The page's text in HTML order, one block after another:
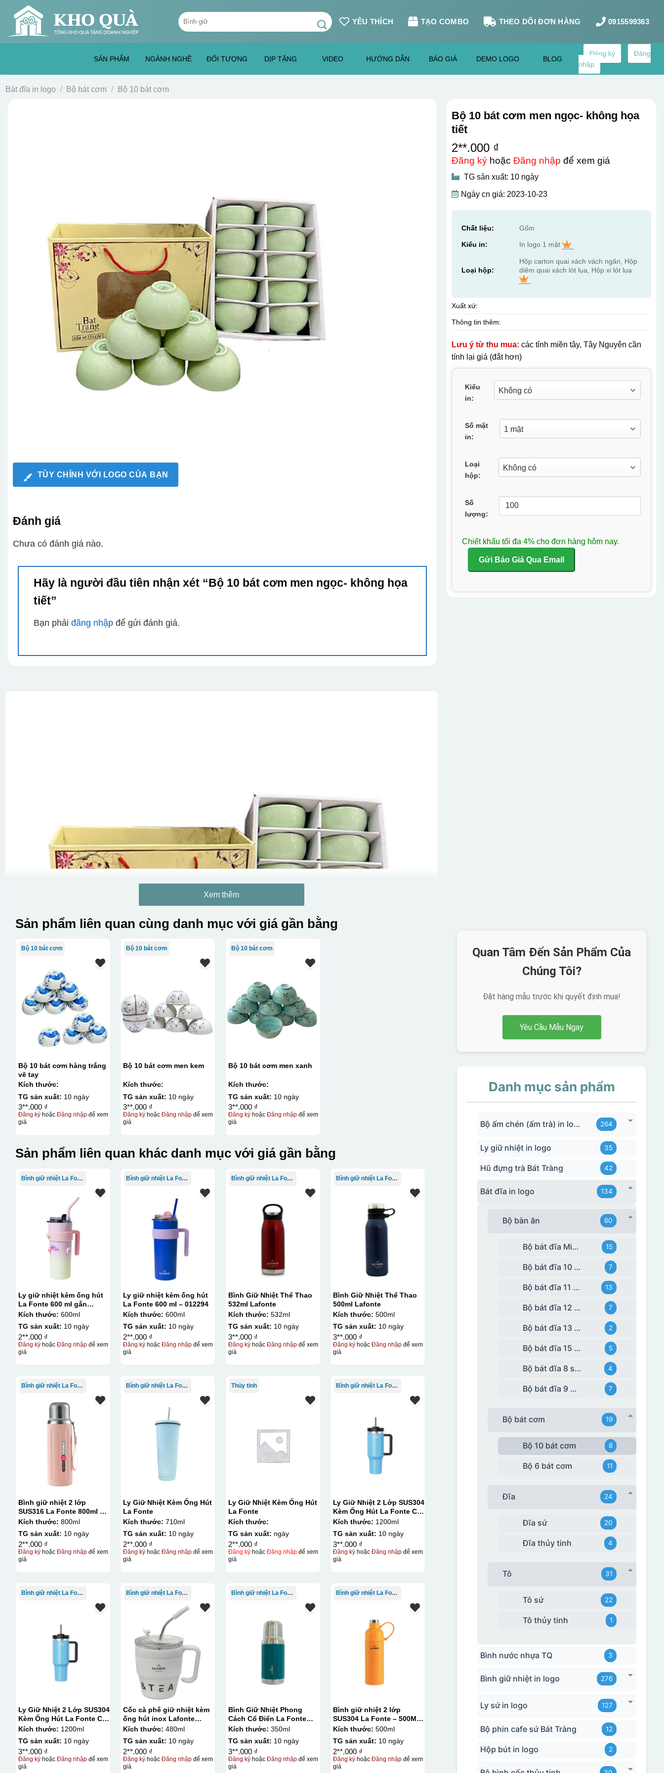
content
Tìm
kiếm:
YÊU THÍCH TẠO COMBO THEO DÕI ĐƠN HÀNG 0915599363
SẢN PHẨM NGÀNH NGHỀ ĐỐI TƯỢNG DỊP TẶNG VIDEO HƯỚNG DẪN BÁO GIÁ DEMO LOGO BLOG
Đăng ký
Đăng
nhập
Bát đĩa in logo / Bộ bát cơm / Bộ 10 bát cơm
TÙY CHỈNH VỚI LOGO CỦA BẠN
Đánh giá
Chưa có đánh giá nào.
Hãy là người đầu tiên nhận xét “Bộ 10 bát cơm men ngọc- không họa
tiết”
Bạn phải đăng nhậpđể gửi đánh giá.
Bộ 10 bát cơm men ngọc- không họa
tiết
2**.000 ₫
Đăng kýhoặc Đăng nhập để xem giá
TG sản xuất: 10 ngày
Ngày cn giá: 2023-10-23
Chất liệu: Gốm
Kiểu in: In logo 1 mặt
Loại hộp:
Hộp carton quai xách vách ngăn, Hộp
diêm quai xách lót lụa, Hộp xi lót lụa
Xuất xứ:
Thông tin thêm:
Lưu ý từ thu mua: các tỉnh miền tây, Tây Nguyên cần
tính lại giá (đắt hơn)
Kiểu
in:
Số mặt
in:
Loại
hộp:
Số
lượng:
Chiết khấu tối đa 4% cho đơn hàng hôm nay.
Gửi Báo Giá Qua Email
In logo 1 mặt
Hộp carton quai xách vách ngăn
đựng bát cơm / bộ trà / bộ bàn ăn
Hộp diêm quai xách lót lụa
Xem thêm
Sản phẩm liên quan cùng danh mục với giá gần bằng
Bộ 10 bát cơm
Bộ 10 bát cơm hàng trắng
vẽ tay
Kích thước:
TG sản xuất: 10 ngày
3**.000 ₫
Đăng kýhoặc Đăng nhậpđể xem
giá
Bộ 10 bát cơm
Bộ 10 bát cơm men kem
Kích thước:
TG sản xuất: 10 ngày
3**.000 ₫
Đăng ký hoặcĐăng nhập để xem
giá
Bộ 10 bát cơm
Bộ 10 bát cơm men xanh
Kích thước:
TG sản xuất: 10 ngày
3**.000 ₫
Đăng kýhoặc Đăng nhậpđể xem
giá
Sản phẩm liên quan khác danh mục với giá gần bằng
Bình giữ nhiệt La Fonte
Ly giữ nhiệt kèm ống hút
La Fonte 600 ml gắn
sticker – 012294
Kích thước: 600ml
TG sản xuất: 10 ngày
2**.000 ₫
Đăng kýhoặc Đăng nhậpđể xem
giá
Bình giữ nhiệt La Fonte
Ly giữ nhiệt kèm ống hút
La Fonte 600 ml – 012294
Kích thước: 600ml
TG sản xuất: 10 ngày
2**.000 ₫
Đăng ký hoặcĐăng nhập để xem
giá
Bình giữ nhiệt La Fonte
Bình Giữ Nhiệt Thể Thao
532ml Lafonte
Kích thước: 532ml
TG sản xuất: 10 ngày
3**.000 ₫
Đăng kýhoặc Đăng nhậpđể xem
giá
Bình giữ nhiệt La Fonte
Bình Giữ Nhiệt Thể Thao
500ml Lafonte
Kích thước: 500ml
TG sản xuất: 10 ngày
3**.000 ₫
Đăng ký hoặcĐăng nhập để xem
giá
Bình giữ nhiệt La Fonte
Bình giữ nhiệt 2 lớp
SUS316 La Fonte 800ml –
012720
Kích thước: 800ml
TG sản xuất: 10 ngày
2**.000 ₫
Đăng kýhoặc Đăng nhậpđể xem
giá
Bình giữ nhiệt La Fonte
Ly Giữ Nhiệt Kèm Ống Hút
La Fonte
Kích thước: 710ml
TG sản xuất: 10 ngày
2**.000 ₫
Đăng ký hoặcĐăng nhập để xem
giá
Thủy tinh
Ly Giữ Nhiệt Kèm Ống Hút
La Fonte
Kích thước:
TG sản xuất: ngày
2**.000 ₫
Đăng kýhoặc Đăng nhậpđể xem
giá
Bình giữ nhiệt La Fonte
Ly Giữ Nhiệt 2 Lớp SUS304
Kèm Ống Hút La Fonte Có
Tay Cầm 1200ml
Kích thước: 1200ml
TG sản xuất: 10 ngày
3**.000 ₫
Đăng ký hoặcĐăng nhập để xem
giá
Bình giữ nhiệt La Fonte
Ly Giữ Nhiệt 2 Lớp SUS304
Kèm Ống Hút La Fonte Có
Tay Cầm 1200ml
Kích thước: 1200ml
TG sản xuất: 10 ngày
3**.000 ₫
Đăng kýhoặc Đăng nhậpđể xem
giá
Bình giữ nhiệt La Fonte
Cốc cà phê giữ nhiệt kèm
ống hút inox Lafonte
480ML – 012782
Kích thước: 480ml
TG sản xuất: 10 ngày
2**.000 ₫
Đăng ký hoặcĐăng nhập để xem
giá
Bình giữ nhiệt La Fonte
Bình Giữ Nhiệt Phong
Cách Cổ Điển La Fonte
350ml
Kích thước: 350ml
TG sản xuất: 10 ngày
3**.000 ₫
Đăng kýhoặc Đăng nhậpđể xem
giá
Bình giữ nhiệt La Fonte
Bình giữ nhiệt 2 lớp
SUS304 La Fonte – 500ML
– 012737
Kích thước: 500ml
TG sản xuất: 10 ngày
2**.000 ₫
Đăng ký hoặcĐăng nhập để xem
giá
Quan Tâm Đến Sản Phẩm Của
Chúng Tôi?
Đặt hàng mẫu trước khi quyết định mua!
Yêu Cầu Mẫu Ngay
Danh mục sản phẩm
Bộ ấm chén (ấm trà) in logo 264
Ly giữ nhiệt in logo 35
Hũ đựng trà Bát Tràng 42
Bát đĩa in logo 134
Bộ bàn ăn 60
Bộ bát đĩa Minh Long 15
Bộ bát đĩa 10 món 7
Bộ bát đĩa 11 món 13
Bộ bát đĩa 12 món 7
Bộ bát đĩa 13 món 2
Bộ bát đĩa 15 món 5
Bộ bát đĩa 8 sản phẩm 4
Bộ bát đĩa 9 món 7
Bộ bát cơm 19
Bộ 10 bát cơm 8
Bộ 6 bát cơm 11
Đĩa 24
Đĩa sứ 20
Đĩa thủy tinh 4
Tô 31
Tô sứ 22
Tô thủy tinh 1
Bình nước nhựa TQ 3
Bình giữ nhiệt in logo 276
Ly sứ in logo 127
Bộ phin cafe sứ Bát Tràng 12
Hộp bút in logo 2